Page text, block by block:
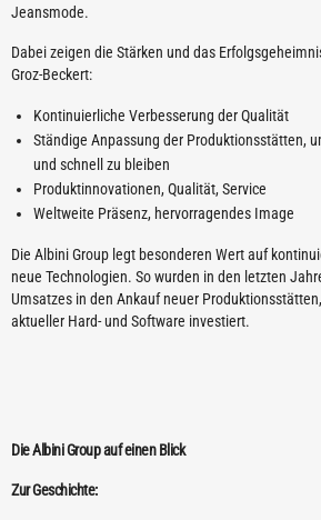
Jeansmode.
Dabei zeigen die Stärken und das
Groz-Beckert:
Kontinuierliche Verbesserung der Qualität
Ständige Anpassung der Produktionsstätten,
und schnell zu bleiben
Produktinnovationen, Qualität, Service
Weltweite Präsenz, hervorragendes Image
Die Albini Group legt besonderen Wert auf
neue Technologien. So wurden in den letzten
Umsatzes in den Ankauf neuer
aktueller Hard- und Software investiert.
Die Albini Group auf einen Blick
Zur Geschichte: